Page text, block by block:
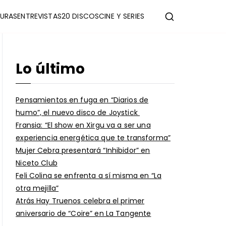
ENTREVISTAS20 DISCOSCINE Y SERIES
Lo último
Pensamientos en fuga en “Diarios de
humo”, el nuevo disco de Joystick
Fransia: “El show en Xirgu va a ser una
experiencia energética que te transforma”
Mujer Cebra presentará “Inhibidor” en
Niceto Club
Feli Colina se enfrenta a sí misma en “La
otra mejilla”
Atrás Hay Truenos celebra el primer
aniversario de “Coire” en La Tangente